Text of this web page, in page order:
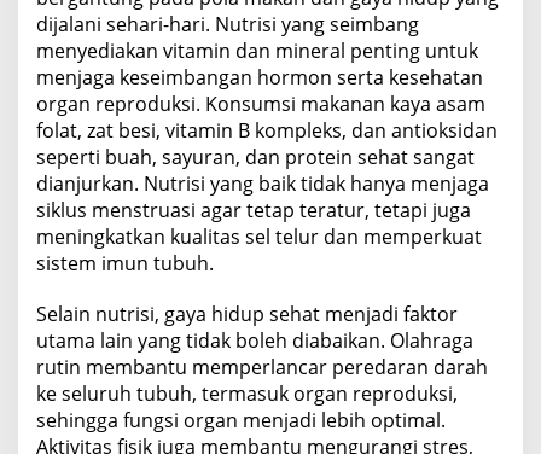
dijalani sehari-hari. Nutrisi yang seimbang
menyediakan vitamin dan mineral penting untuk
menjaga keseimbangan hormon serta kesehatan
organ reproduksi. Konsumsi makanan kaya asam
folat, zat besi, vitamin B kompleks, dan antioksidan
seperti buah, sayuran, dan protein sehat sangat
dianjurkan. Nutrisi yang baik tidak hanya menjaga
siklus menstruasi agar tetap teratur, tetapi juga
meningkatkan kualitas sel telur dan memperkuat
sistem imun tubuh.
Selain nutrisi, gaya hidup sehat menjadi faktor
utama lain yang tidak boleh diabaikan. Olahraga
rutin membantu memperlancar peredaran darah
ke seluruh tubuh, termasuk organ reproduksi,
sehingga fungsi organ menjadi lebih optimal.
Aktivitas fisik juga membantu mengurangi stres,